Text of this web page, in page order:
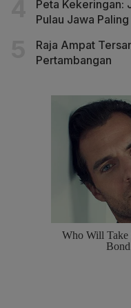
Peta Kekeringan:
Pulau Jawa
Raja Ampat
Pertambangan